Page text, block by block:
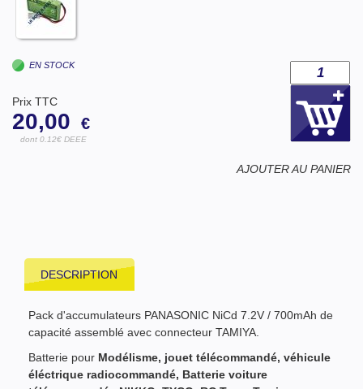
EN STOCK
Prix TTC
20,00 €
dont 0.12€ DEEE
AJOUTER AU PANIER
DESCRIPTION
Pack d'accumulateurs PANASONIC NiCd 7.2V / 700mAh de
capacité assemblé avec connecteur TAMIYA.
Batterie pour Modélisme, jouet télécommandé, véhicule
éléctrique radiocommandé, Batterie voiture